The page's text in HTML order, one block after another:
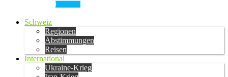
Schweiz
Regionen
Abstimmungen
Reisen
International
Ukraine-Krieg